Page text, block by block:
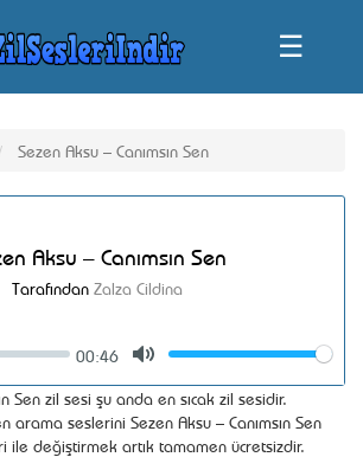
☰
Sezen Aksu – Canımsın Sen
Aksu – Canımsın Sen
Tarafından Zalza Cildina
00:46
Volume
Sen zil sesi şu anda en sıcak zil sesidir.
arama seslerini Sezen Aksu – Canımsın Sen
ile değiştirmek artık tamamen ücretsizdir.